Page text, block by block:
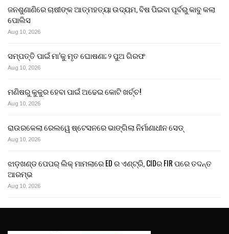
ଜନଶୁଣାଣିରେ ଚାଷୀଙ୍କ ଆତ୍ମହତ୍ୟା ଉଦ୍ୟମ, ବିଷ ପିଇବା ପୂର୍ବରୁ କାବୁ କଲା
ପୋଲିସ
Aug 10, 2026
ସମ୍ପତ୍ତି ପାଇଁ ମା’କୁ ମୃତ ଘୋଷଣା; ୨ ପୁଅ ଗିରଫ
Aug 10, 2026
ମଣିଷରୁ କୁକୁର ହେବା ପାଇଁ ଅଢେଇ କୋଟି ଖର୍ଚ୍ଚ!
Aug 10, 2026
ରାଉରକେଲା ରେଲୱେ ଷ୍ଟେସନରେ ଭାଙ୍ଗିଲା ନିର୍ମାଣାଧୀନ ସେଡ୍
Aug 10, 2026
ଝାଡ଼ଖଣ୍ଡ ପେପର୍ ଲିକ୍ ମାମଲାରେ ED ର ଏଣ୍ଟ୍ରି, CIDର FIR ପରେ ତଦନ୍ତ
ଆରମ୍ଭ
Aug 10, 2026